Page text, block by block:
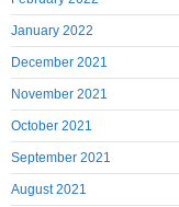
January 2022
December 2021
November 2021
October 2021
September 2021
August 2021